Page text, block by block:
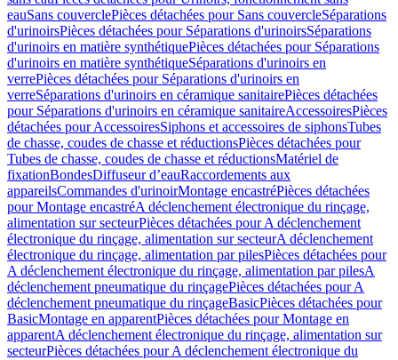
eauSans couverclePièces détachées pour Sans couvercleSéparations
d'urinoirsPièces détachées pour Séparations d'urinoirsSéparations
d'urinoirs en matière synthétiquePièces détachées pour Séparations
d'urinoirs en matière synthétiqueSéparations d'urinoirs en
verrePièces détachées pour Séparations d'urinoirs en
verreSéparations d'urinoirs en céramique sanitairePièces détachées
pour Séparations d'urinoirs en céramique sanitaireAccessoiresPièces
détachées pour AccessoiresSiphons et accessoires de siphonsTubes
de chasse, coudes de chasse et réductionsPièces détachées pour
Tubes de chasse, coudes de chasse et réductionsMatériel de
fixationBondesDiffuseur d’eauRaccordements aux
appareilsCommandes d'urinoirMontage encastréPièces détachées
pour Montage encastréA déclenchement électronique du rinçage,
alimentation sur secteurPièces détachées pour A déclenchement
électronique du rinçage, alimentation sur secteurA déclenchement
électronique du rinçage, alimentation par pilesPièces détachées pour
A déclenchement électronique du rinçage, alimentation par pilesA
déclenchement pneumatique du rinçagePièces détachées pour A
déclenchement pneumatique du rinçageBasicPièces détachées pour
BasicMontage en apparentPièces détachées pour Montage en
apparentA déclenchement électronique du rinçage, alimentation sur
secteurPièces détachées pour A déclenchement électronique du